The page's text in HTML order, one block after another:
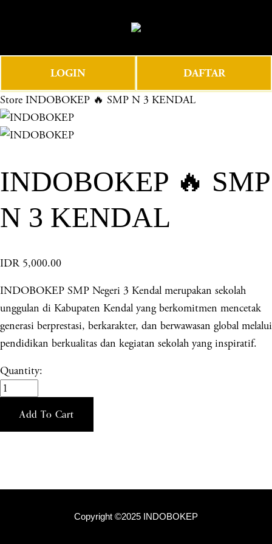
e
e
n
u
LOGIN DAFTAR
Store INDOBOKEP 🔥 SMP N 3 KENDAL
INDOBOKEP 🔥 SMP
N 3 KENDAL
IDR 5,000.00
INDOBOKEP SMP Negeri 3 Kendal merupakan sekolah
unggulan di Kabupaten Kendal yang berkomitmen mencetak
generasi berprestasi, berkarakter, dan berwawasan global melalui
pendidikan berkualitas dan kegiatan sekolah yang inspiratif.
Quantity:
Add To Cart
Copyright ©2025 INDOBOKEP